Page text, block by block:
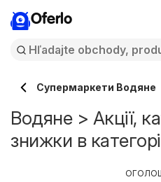
Oferlo
Супермаркети Водяне
Водяне > Акції,
знижки в